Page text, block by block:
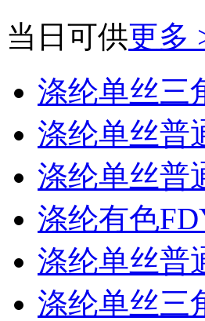
当日可供更多
涤纶单丝三
涤纶单丝普
涤纶单丝普
涤纶有色
涤纶单丝普
涤纶单丝三